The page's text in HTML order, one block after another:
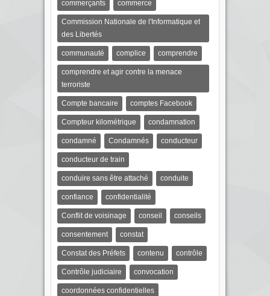
commerçants commerce
Commission Nationale de l'Informatique et
des Libertés
communauté complice comprendre
comprendre et agir contre la menace
terroriste
Compte bancaire comptes Facebook
Compteur kilométrique condamnation
condamné Condamnés conducteur
conducteur de train
conduire sans être attaché conduite
confiance confidentialité
Conflit de voisinage conseil conseils
consentement constat
Constat des Préfets contenu contrôle
Contrôle judiciaire convocation
coordonnées confidentielles